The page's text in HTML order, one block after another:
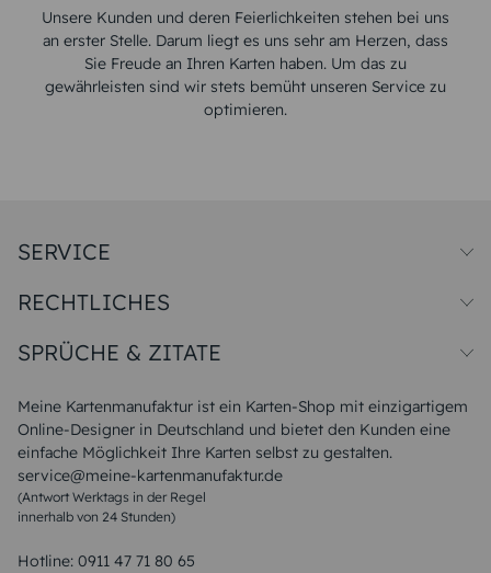
Unsere Kunden und deren Feierlichkeiten stehen bei uns
an erster Stelle. Darum liegt es uns sehr am Herzen, dass
Sie Freude an Ihren Karten haben. Um das zu
gewährleisten sind wir stets bemüht unseren Service zu
optimieren.
Meine Kartenmanufaktur ist ein Karten-Shop mit einzigartigem
Online-Designer in Deutschland und bietet den Kunden eine
einfache Möglichkeit Ihre Karten selbst zu gestalten.
service@meine-kartenmanufaktur.de
(Antwort Werktags in der Regel
innerhalb von 24 Stunden)
Hotline: 0911 47 71 80 65
SERVICE
Papiersorten
Unsere Produktion
Magazin
FAQ
RECHTLICHES
Widerrufsbelehrung
SPRÜCHE & ZITATE
Liebeskummer Sprüche
Sommer Sprüche
Muttertagssprüche
Sprüche zur Hochzeit
Sprüche zur Konfirmation & Kommunion
Weihnachtsgedichte
Liebessprüche